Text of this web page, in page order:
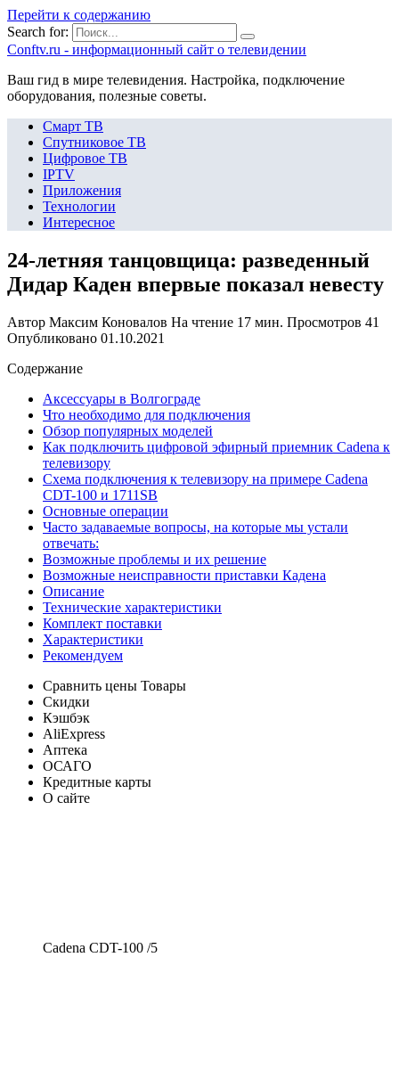
Перейти к содержанию
Search for:
Сonftv.ru - информационный сайт о телевидении
Ваш гид в мире телевидения. Настройка, подключение
оборудования, полезные советы.
Смарт ТВ
Спутниковое ТВ
Цифровое ТВ
IPTV
Приложения
Технологии
Интересное
24-летняя танцовщица: разведенный
Дидар Каден впервые показал невесту
Автор Максим Коновалов На чтение 17 мин. Просмотров 41
Опубликовано 01.10.2021
Содержание
Аксессуары в Волгограде
Что необходимо для подключения
Обзор популярных моделей
Как подключить цифровой эфирный приемник Cadena к
телевизору
Схема подключения к телевизору на примере Cadena
CDT-100 и 1711SB
Основные операции
Часто задаваемые вопросы, на которые мы устали
отвечать:
Возможные проблемы и их решение
Возможные неисправности приставки Кадена
Описание
Технические характеристики
Комплект поставки
Характеристики
Рекомендуем
Сравнить цены Товары
Скидки
Кэшбэк
AliExpress
Аптека
ОСАГО
Кредитные карты
О сайте
Cadena CDT-100 /5